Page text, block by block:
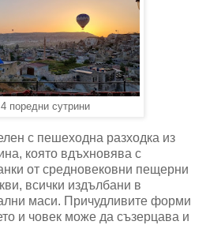
поредни сутрини
с пешеходна разходка из
която вдъхновява с
от средновековни пещерни
всички издълбани в
маси. Причудливите форми
и човек може да съзерцава и